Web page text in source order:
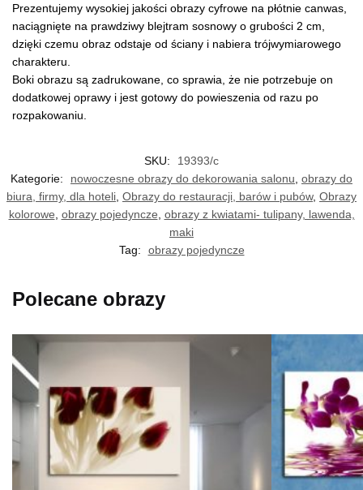
Prezentujemy wysokiej jakości obrazy cyfrowe na płótnie canwas,
naciągnięte na prawdziwy blejtram sosnowy o grubości 2 cm,
dzięki czemu obraz odstaje od ściany i nabiera trójwymiarowego
charakteru.
Boki obrazu są zadrukowane, co sprawia, że nie potrzebuje on
dodatkowej oprawy i jest gotowy do powieszenia od razu po
rozpakowaniu.
SKU:
19393/c
Kategorie:
nowoczesne obrazy do dekorowania salonu, obrazy do
biura, firmy, dla hoteli, Obrazy do restauracji, barów i pubów, Obrazy
kolorowe, obrazy pojedyncze, obrazy z kwiatami- tulipany, lawenda,
maki
Tag:
obrazy pojedyncze
Polecane obrazy